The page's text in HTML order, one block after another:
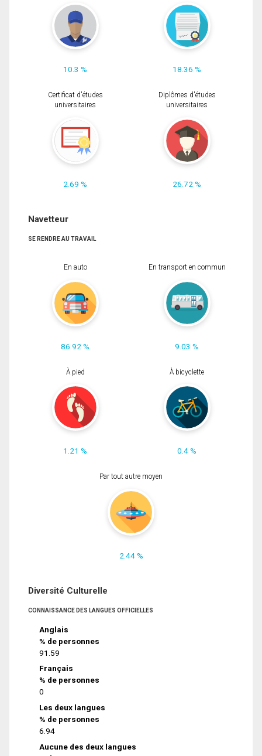
10.3 % 18.36 %
Certificat d'études
universitaires
2.69 %
Diplômes d'études
universitaires
26.72 %
Navetteur
SE RENDRE AU TRAVAIL
En auto
86.92 %
En transport en commun
9.03 %
À pied
1.21 %
À bicyclette
0.4 %
Par tout autre moyen
2.44 %
Diversité Culturelle
CONNAISSANCE DES LANGUES OFFICIELLES
Anglais
% de personnes
91.59
Français
% de personnes
0
Les deux langues
% de personnes
6.94
Aucune des deux langues